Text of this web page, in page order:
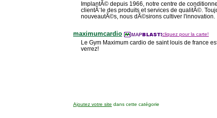
ImplantÃ© depuis 1966, notre centre de
clientÃ¨le des produits et services de qualitÃ©.
nouveautÃ©s, nous dÃ©sirons cultiver l'innovation.
maximumcardio cliquez pour la carte!
Le Gym Maximum cardio de saint louis de france
verrez!
Ajoutez votre site dans cette catégorie